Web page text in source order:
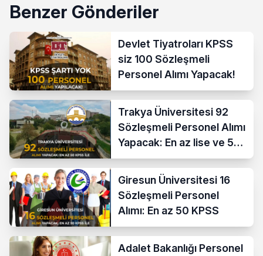
Benzer Gönderiler
Devlet Tiyatroları KPSS
siz 100 Sözleşmeli
Personel Alımı Yapacak!
Trakya Üniversitesi 92
Sözleşmeli Personel Alımı
Yapacak: En az lise ve 50
KPSS İle
Giresun Üniversitesi 16
Sözleşmeli Personel
Alımı: En az 50 KPSS
Adalet Bakanlığı Personel